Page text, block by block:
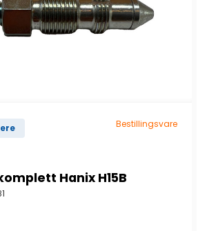
Bestillingsvare
Hanix H15B